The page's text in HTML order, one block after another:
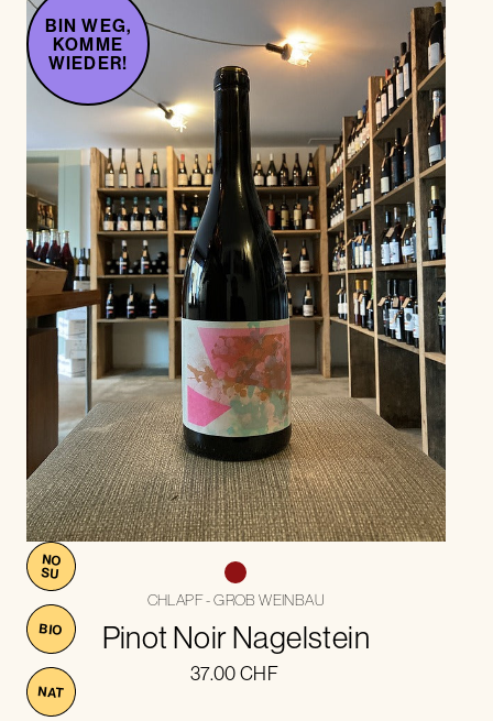
BIN WEG,
KOMME
WIEDER!
NO
SU
BIO
NAT
CHLAPF - GROB WEINBAU
Pinot Noir Nagelstein
37.00CHF